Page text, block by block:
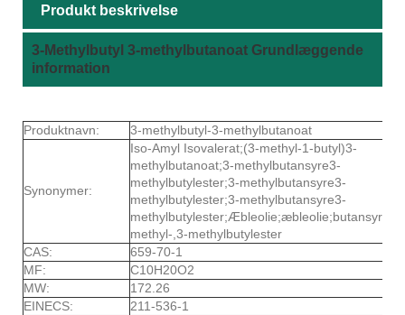
Produkt beskrivelse
3-Methylbutyl 3-methylbutanoat Grundlæggende
information
Produktnavn: 3-methylbutyl-3-methylbutanoat
Synonymer:
Iso-Amyl Isovalerat;(3-methyl-1-butyl)3-
methylbutanoat;3-methylbutansyre3-
methylbutylester;3-methylbutansyre3-
methylbutylester;3-methylbutansyre3-
methylbutylester;Æbleolie;æbleolie;butansyre,3-
methyl-,3-methylbutylester
CAS:
659-70-1
MF:
C10H20O2
MW:
172.26
EINECS:
211-536-1